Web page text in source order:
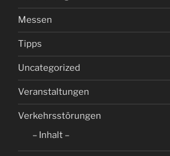
Motorensound und Lifestyle
PFLEGE PLUS 2026 –
Digitalisierung und neuen
Invest 2026 in Stuttgart –
NEUESTE KOMMENTARE